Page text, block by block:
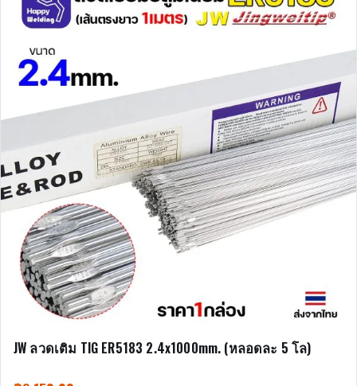
JW ลวดเติม TIG ER5183 2.4x1000mm. (หลอดละ 5 โล)